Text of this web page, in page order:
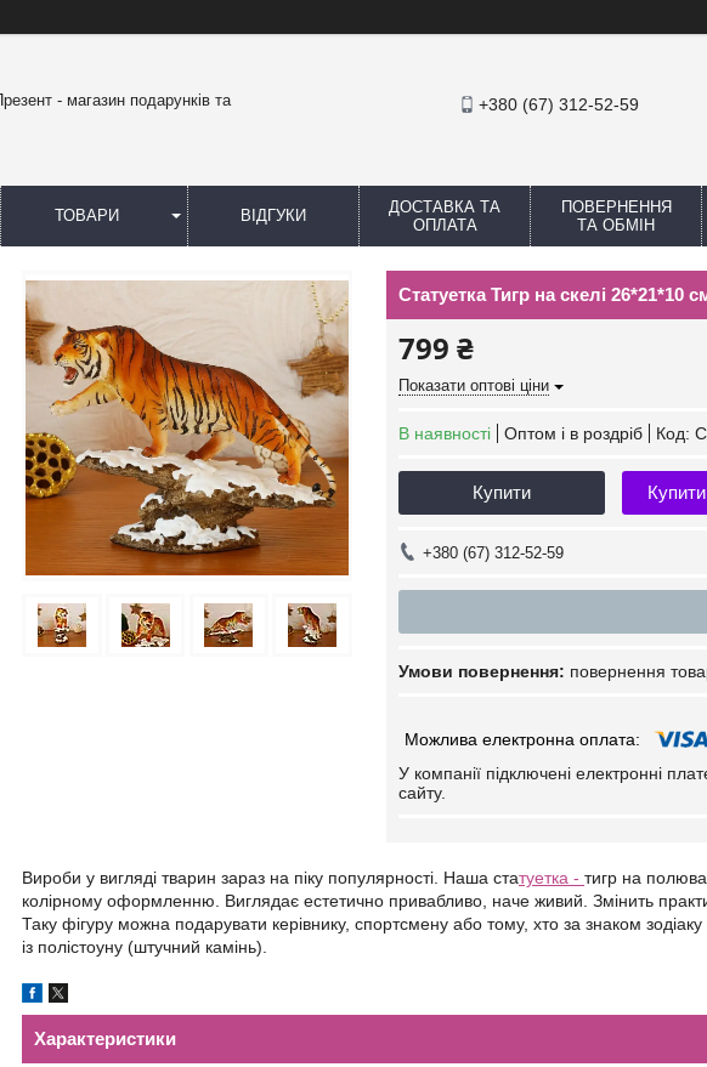
- магазин подарунків та
+380 (67) 312-52-59
ТОВАРИ ВІДГУКИ
ДОСТАВКА ТА
ОПЛАТА
ПОВЕРНЕННЯ
ТА ОБМІН
Статуетка Тигр на скелі 26*21*10
799 ₴
Показати оптові ціни
В наявності Оптом і в роздріб Код:
Купити
+380 (67) 312-52-59
повернення
У компанії підключені електронні
сайту.
Вироби у вигляді тварин зараз на піку популярності. Наша статуетка - тигр на
колірному оформленню. Виглядає естетично привабливо, наче живий. Змінить
Таку фігуру можна подарувати керівнику, спортсмену або тому, хто за знаком
із полістоуну (штучний камінь).
Характеристики